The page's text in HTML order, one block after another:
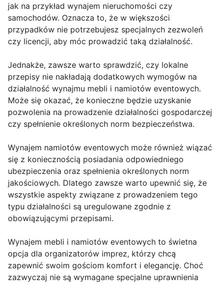
jak na przykład wynajem nieruchomości czy
samochodów. Oznacza to, że w większości
przypadków nie potrzebujesz specjalnych zezwoleń
czy licencji, aby móc prowadzić taką działalność.
Jednakże, zawsze warto sprawdzić, czy lokalne
przepisy nie nakładają dodatkowych wymogów na
działalność wynajmu mebli i namiotów eventowych.
Może się okazać, że konieczne będzie uzyskanie
pozwolenia na prowadzenie działalności gospodarczej
czy spełnienie określonych norm bezpieczeństwa.
Wynajem namiotów eventowych może również wiązać
się z koniecznością posiadania odpowiedniego
ubezpieczenia oraz spełnienia określonych norm
jakościowych. Dlatego zawsze warto upewnić się, że
wszystkie aspekty związane z prowadzeniem tego
typu działalności są uregulowane zgodnie z
obowiązującymi przepisami.
Wynajem mebli i namiotów eventowych to świetna
opcja dla organizatorów imprez, którzy chcą
zapewnić swoim gościom komfort i elegancję. Choć
zazwyczaj nie są wymagane specjalne uprawnienia